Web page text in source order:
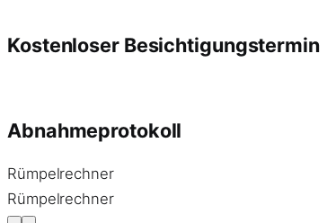
Kostenloser Besichtigungstermin
Abnahmeprotokoll
Rümpelrechner
Rümpelrechner